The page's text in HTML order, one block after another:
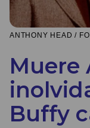
ANTHONY HEAD /
Muere
Buffy